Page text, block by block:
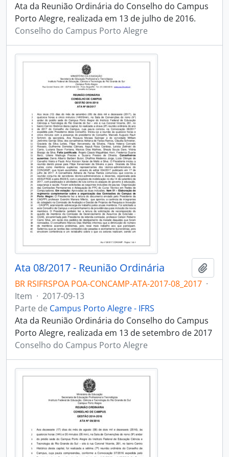
Ata da Reunião Ordinária do Conselho do Campus
Porto Alegre, realizada em 13 de julho de 2016.
Conselho do Campus Porto Alegre
Ata 08/2017 - Reunião Ordinária
BR RSIFRSPOA POA-CONCAMP-ATA-2017-08_2017 ·
Item · 2017-09-13
Parte de Campus Porto Alegre - IFRS
Ata da Reunião Ordinária do Conselho do Campus
Porto Alegre, realizada em 13 de setembro de 2017
Conselho do Campus Porto Alegre